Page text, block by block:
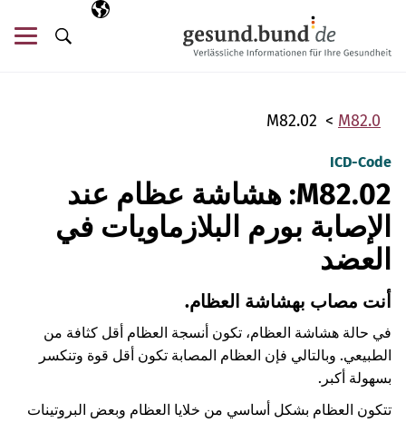
اللغة المختارة
AR
البحث
M82.0
M82.02
ICD-Code
M82.02: هشاشة عظام عند
الإصابة بورم البلازماويات في
العضد
أنت مصاب بهشاشة العظام.
في حالة هشاشة العظام، تكون أنسجة العظام أقل كثافة من
الطبيعي. وبالتالي فإن العظام المصابة تكون أقل قوة وتنكسر
بسهولة أكبر.
تتكون العظام بشكل أساسي من خلايا العظام وبعض البروتينات